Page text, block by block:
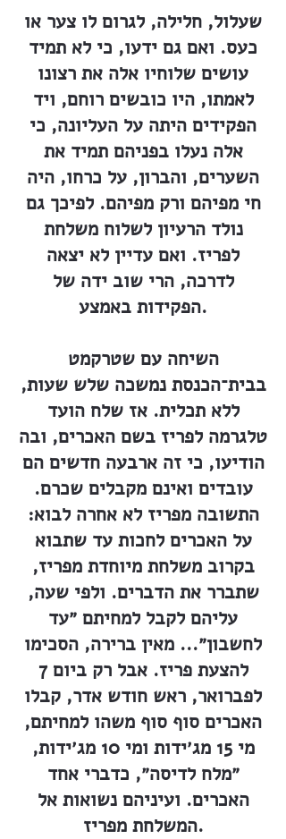
שעלול, חלילה, לגרום לו צער או
כעס. ואם גם ידעו, כי לא תמיד
עושים שלוחיו אלה את רצונו
לאמתו, היו כובשים רוחם, ויד
הפקידים היתה על העליונה, כי
אלה נעלו בפניהם תמיד את
השערים, והברון, על כרחו, היה
חי מפיהם ורק מפיהם. לפיכך גם
נולד הרעיון לשלוח משלחת
לפריז. ואם עדיין לא יצאה
לדרכה, הרי שוב ידה של
הפקידות באמצע.
השיחה עם שטרקמט
בבית־הכנסת נמשכה שלש שעות,
ללא תכלית. אז שלח הועד
טלגרמה לפריז בשם האכרים, ובה
הודיעו, כי זה ארבעה חדשים הם
עובדים ואינם מקבלים שכרם.
התשובה מפריז לא אחרה לבוא:
על האכרים לחכות עד שתבוא
בקרוב משלחת מיוחדת מפריז,
שתברר את הדברים. ולפי שעה,
עליהם לקבל למחיתם ״עד
לחשבון״... מאין ברירה, הסכימו
להצעת פריז. אבל רק ביום 7
לפברואר, ראש חודש אדר, קבלו
האכרים סוף סוף משהו למחיתם,
מי 15 מג׳ידות ומי 10 מג׳ידות,
״מלח לדיסה״, כדברי אחד
האכרים. ועיניהם נשואות אל
המשלחת מפריז.